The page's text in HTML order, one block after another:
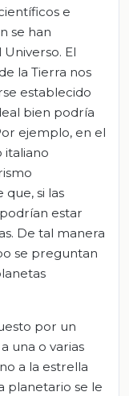
e
se han
El
la Tierra nos
establecido
bien podría
ejemplo, en el
italiano
si las
estar
De tal manera
se preguntan
por un
una o varias
a la estrella
planetario se le